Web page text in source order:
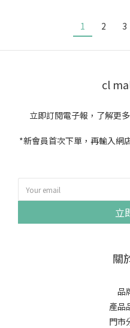
1 2 3
cl
立即訂閱電子報，了解更
*新會員首次下單，再輸入網
立
關
品
產品
門市